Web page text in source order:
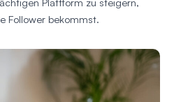
Plattform zu steigern,
Follower bekommst.